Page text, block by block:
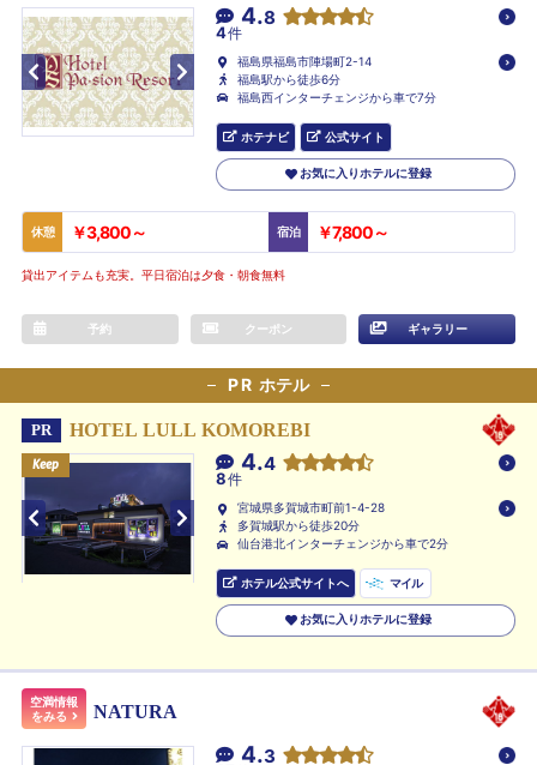
4.8
4件
福島県福島市陣場町2-14
福島駅から徒歩6分
福島西インターチェンジから車で7分
ホテナビ 公式サイト
お気に入りホテルに登録
休憩 ￥3,800～ 宿泊 ￥7,800～
貸出アイテムも充実。平日宿泊は夕食・朝食無料
予約 クーポン ギャラリー
PR ホテル
PR HOTEL LULL KOMOREBI
Keep Keep 4.4
8件
宮城県多賀城市町前1-4-28
多賀城駅から徒歩20分
仙台港北インターチェンジから車で2分
ホテル公式サイトへ マイル
お気に入りホテルに登録
空満情報
をみる
NATURA
4.3